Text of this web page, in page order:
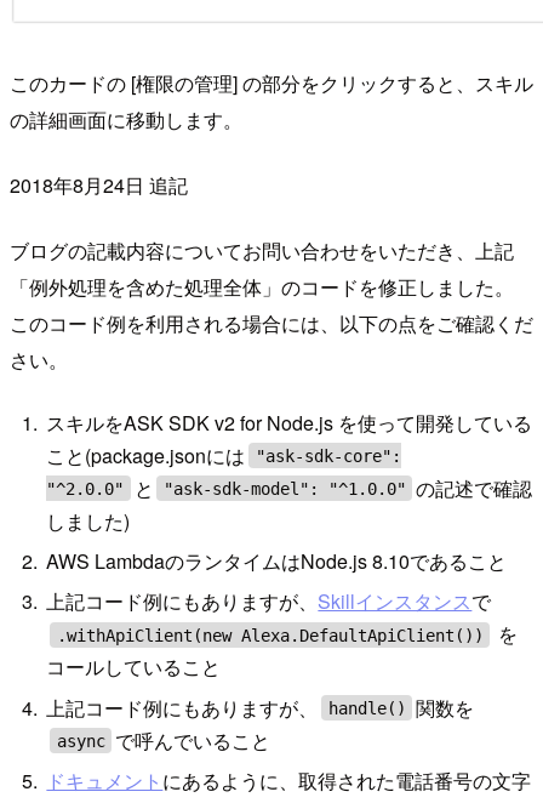
このカードの [権限の管理] の部分をクリックすると、スキル
の詳細画面に移動します。
2018年8月24日 追記
ブログの記載内容についてお問い合わせをいただき、上記
「例外処理を含めた処理全体」のコードを修正しました。
このコード例を利用される場合には、以下の点をご確認くだ
さい。
スキルをASK SDK v2 for Node.js を使って開発している
こと(package.jsonには
"ask-sdk-core":
"^2.0.0"
と "ask-sdk-model": "^1.0.0" の記述で確認
しました)
AWS LambdaのランタイムはNode.js 8.10であること
上記コード例にもありますが、 Skillインスタンスで
.withApiClient(new Alexa.DefaultApiClient())
を
コールしていること
上記コード例にもありますが、
handle() 関数を
async で呼んでいること
ドキュメント にあるように、取得された電話番号の文字